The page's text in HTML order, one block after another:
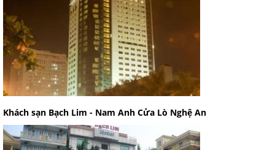
Khách sạn Bạch Lim - Nam Anh Cửa Lò Nghệ An